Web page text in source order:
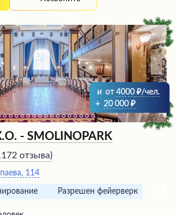
включая прекрасное пиво, не
даже искушенных гурманов.
со вкусом, создавая атмосферу
к приятному
и от 4000
/чел.
+ 20 000
- SMOLINOPARK
отзыва)
114
Разрешен фейерверк